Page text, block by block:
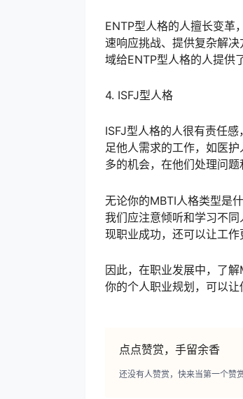
ENTP型人格的人擅长变革
速响应挑战、提供复杂解
域给ENTP型人格的人提供
4. ISFJ型人格
ISFJ型人格的人很有责任
足他人需求的工作，如医
多的机会，在他们处理问题
无论你的MBTI人格类型是
我们应注意倾听和学习不
现职业成功，还可以让工作
因此，在职业发展中，了
你的个人职业规划，可以让
点点赞赏，手留余香
还没有人赞赏，快来当第一个赞